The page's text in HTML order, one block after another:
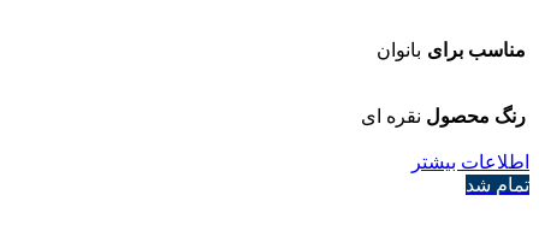
مناسب برای بانوان
رنگ محصول نقره ای
اطلاعات بیشتر
تمام شد